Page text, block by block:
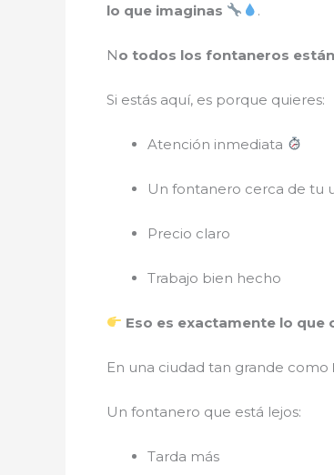
lo que imaginas
.
No todos los fontaneros
Si estás aquí, es porque quieres:
Atención inmediata
Un fontanero cerca de tu
Precio claro
Trabajo bien hecho
Eso es exactamente lo que
En una ciudad tan grande como
Un fontanero que está lejos:
Tarda más